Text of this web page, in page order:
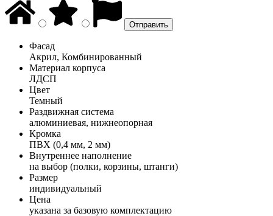
Фасад
Акрил, Комбинированный
Материал корпуса
ЛДСП
Цвет
Темный
Раздвижная система
алюминиевая, нижнеопорная
Кромка
ПВХ (0,4 мм, 2 мм)
Внутреннее наполнение
на выбор (полки, корзины, штанги)
Размер
индивидуальный
Цена
указана за базовую комплектацию